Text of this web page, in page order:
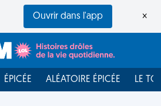
Ouvrir dans l'app ×
ÉPICÉE ALÉATOIRE ÉPICÉE LE